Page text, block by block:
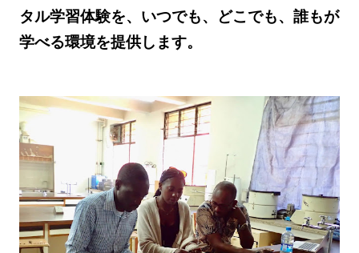
タル学習体験を、いつでも、どこでも、誰もが
学べる環境を提供します。